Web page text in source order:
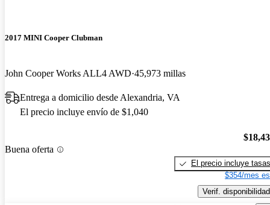
2017 MINI Cooper Clubman
John Cooper Works ALL4 AWD 45,973 millas
Entrega a domicilio desde Alexandria, VA
El precio incluye envío de $1,040
Buena oferta
El precio incluye tasas
$354/mes
Verif. disponibilidad